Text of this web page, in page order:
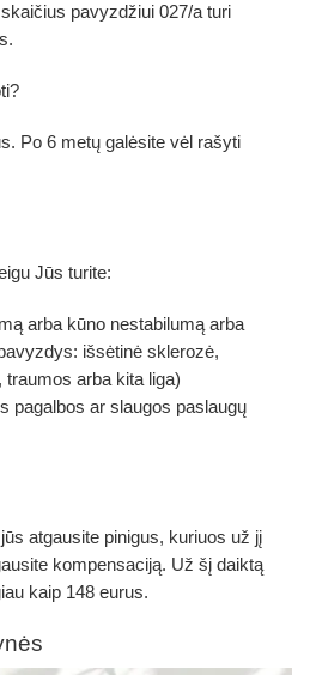
pavyzdžiui 027/a turi
Po 6 metų galėsite vėl rašyti
Jūs turite:
arba kūno nestabilumą arba
išsėtinė sklerozė,
arba kita liga)
pagalbos ar slaugos paslaugų
atgausite pinigus, kuriuos už jį
kompensaciją. Už šį daiktą
kaip 148 eurus.